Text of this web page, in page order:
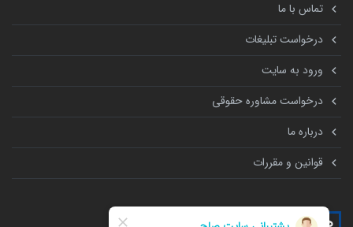
تماس با ما
درخواست تبلیغات
ورود به سایت
درخواست مشاوره حقوقی
درباره ما
قوانین و مقررات